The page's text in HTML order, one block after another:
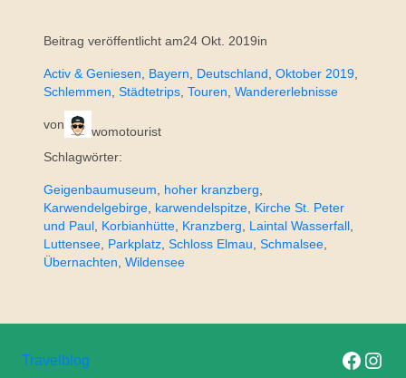
Beitrag veröffentlicht am24 Okt. 2019in
Activ & Geniesen Bayern Deutschland Oktober 2019
Schlemmen Städtetrips Touren Wandererlebnisse
von
womotourist
Schlagwörter:
Geigenbaumuseum hoher kranzberg
Karwendelgebirge karwendelspitze Kirche St. Peter
und Paul Korbianhütte Kranzberg Laintal Wasserfall
Luttensee Parkplatz Schloss Elmau Schmalsee
Übernachten Wildensee
Travelblog Folge uns auf
Folge